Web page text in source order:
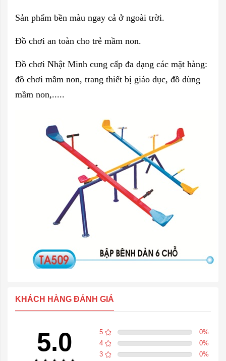
Sản phẩm bền màu ngay cả ở ngoài trời.
Đồ chơi an toàn cho trẻ mầm non.
Đồ chơi Nhật Minh cung cấp đa dạng các mặt hàng:
đồ chơi mầm non, trang thiết bị giáo dục, đồ dùng
mầm non,.....
KHÁCH HÀNG ĐÁNH GIÁ
5.0 5 0%
4
0%
3
0%